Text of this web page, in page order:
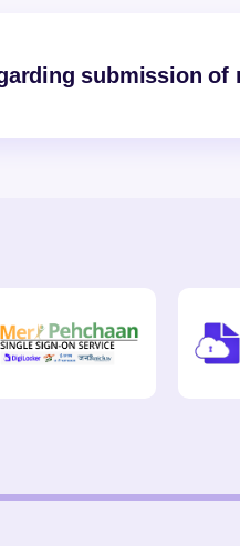
submission of